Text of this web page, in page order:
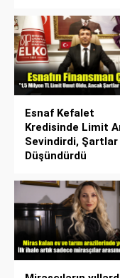
Esnaf Kefalet
Kredisinde Limit
Sevindirdi, Şartlar
Düşündürdü